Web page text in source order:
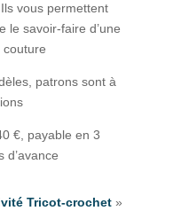
vous permettent
le savoir-faire d’une
couture
patrons sont à
€, payable en 3
d’avance
Tricot-crochet »